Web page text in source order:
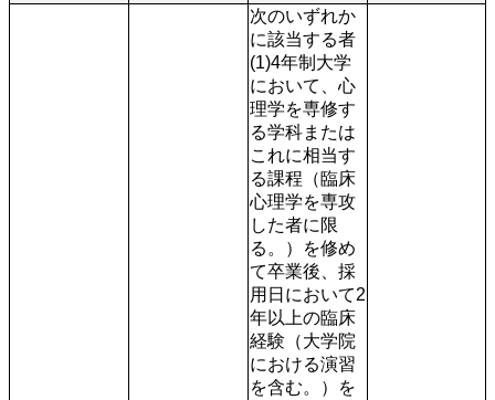
次のいずれか
に該当する者
(1)4年制大学
において、心
理学を専修す
る学科または
これに相当す
る課程（臨床
心理学を専攻
した者に限
る。）を修め
て卒業後、採
用日において2
年以上の臨床
経験（大学院
における演習
を含む。）を